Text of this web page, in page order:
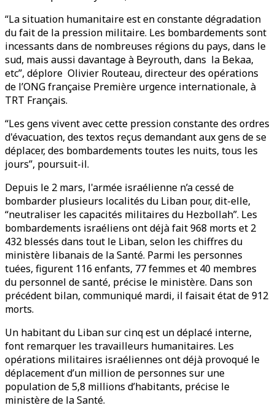
“La situation humanitaire est en constante dégradation
du fait de la pression militaire. Les bombardements sont
incessants dans de nombreuses régions du pays, dans le
sud, mais aussi davantage à Beyrouth, dans la Bekaa,
etc”, déplore Olivier Routeau, directeur des opérations
de l’ONG française Première urgence internationale, à
TRT Français.
“Les gens vivent avec cette pression constante des ordres
d'évacuation, des textos reçus demandant aux gens de se
déplacer, des bombardements toutes les nuits, tous les
jours”, poursuit-il.
Depuis le 2 mars, l'armée israélienne n’a cessé de
bombarder plusieurs localités du Liban pour, dit-elle,
“neutraliser les capacités militaires du Hezbollah”. Les
bombardements israéliens ont déjà fait 968 morts et 2
432 blessés dans tout le Liban, selon les chiffres du
ministère libanais de la Santé. Parmi les personnes
tuées, figurent 116 enfants, 77 femmes et 40 membres
du personnel de santé, précise le ministère. Dans son
précédent bilan, communiqué mardi, il faisait état de 912
morts.
Un habitant du Liban sur cinq est un déplacé interne,
font remarquer les travailleurs humanitaires. Les
opérations militaires israéliennes ont déjà provoqué le
déplacement d’un million de personnes sur une
population de 5,8 millions d’habitants, précise le
ministère de la Santé.